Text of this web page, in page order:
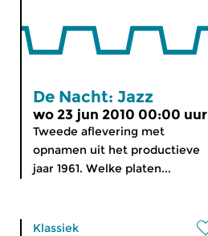
De Nacht: Jazz
wo 23 jun 2010 00:00 uur
Tweede aflevering met
opnamen uit het productieve
jaar 1961. Welke platen...
Klassiek